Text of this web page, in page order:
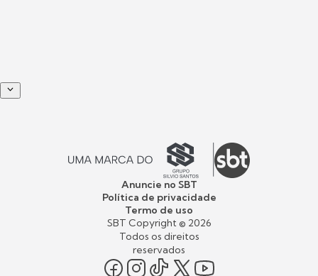
Anuncie no SBT
Política de privacidade
Termo de uso
SBT Copyright © 2026
Todos os direitos
reservados